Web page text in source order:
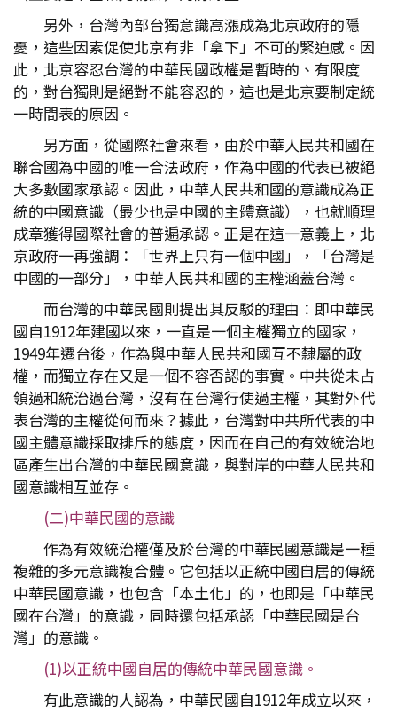
另外，台灣內部台獨意識高漲成為北京政府的隱
憂，這些因素促使北京有非「拿下」不可的緊迫感。因
此，北京容忍台灣的中華民國政權是暫時的、有限度
的，對台獨則是絕對不能容忍的，這也是北京要制定統
一時間表的原因。
另方面，從國際社會來看，由於中華人民共和國在
聯合國為中國的唯一合法政府，作為中國的代表已被絕
大多數國家承認。因此，中華人民共和國的意識成為正
統的中國意識（最少也是中國的主體意識），也就順理
成章獲得國際社會的普遍承認。正是在這一意義上，北
京政府一再強調：「世界上只有一個中國」，「台灣是
中國的一部分」，中華人民共和國的主權涵蓋台灣。
而台灣的中華民國則提出其反駁的理由：即中華民
國自1912年建國以來，一直是一個主權獨立的國家，
1949年遷台後，作為與中華人民共和國互不隸屬的政
權，而獨立存在又是一個不容否認的事實。中共從未占
領過和統治過台灣，沒有在台灣行使過主權，其對外代
表台灣的主權從何而來？據此，台灣對中共所代表的中
國主體意識採取排斥的態度，因而在自己的有效統治地
區產生出台灣的中華民國意識，與對岸的中華人民共和
國意識相互並存。
(二)中華民國的意識
作為有效統治權僅及於台灣的中華民國意識是一種
複雜的多元意識複合體。它包括以正統中國自居的傳統
中華民國意識，也包含「本土化」的，也即是「中華民
國在台灣」的意識，同時還包括承認「中華民國是台
灣」的意識。
(1)以正統中國自居的傳統中華民國意識。
有此意識的人認為，中華民國自1912年成立以來，